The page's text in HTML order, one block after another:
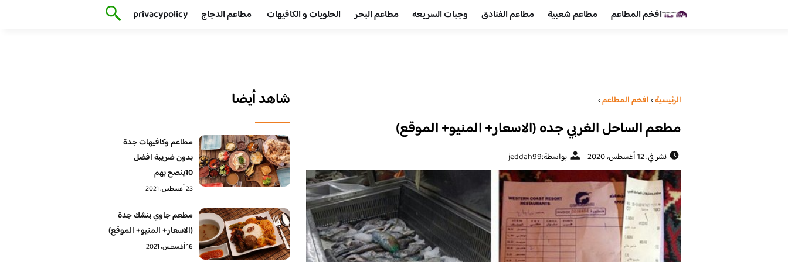
افخم المطاعم مطاعم شعبية مطاعم الفنادق وجبات السريعه مطاعم البحر الحلويات و الكافيهات ‎ مطاعم الدجاج privacypolicy
الرئيسية›افخم المطاعم›
مطعم الساحل الغربي جده (الاسعار+ المنيو+ الموقع)
نشر في: 12 أغسطس، 2020 بواسطة:jeddah99
شاهد أيضا
مطاعم وكافيهات جدة
بدون ضريبة افضل
10ينصح بهم
23 أغسطس، 2021
مطعم جاوي بنشك جدة
(الاسعار+ المنيو+ الموقع)
16 أغسطس، 2021